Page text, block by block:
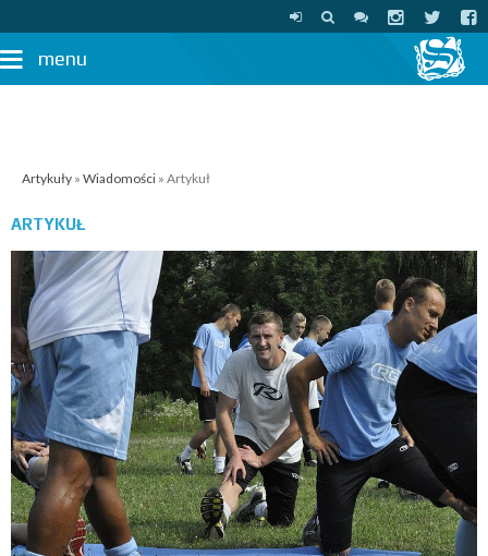
menu
Artykuły » Wiadomości » Artykuł
ARTYKUŁ